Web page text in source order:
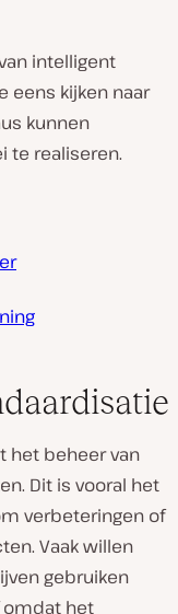
intelligent
eens kijken naar
kunnen
te realiseren.
het beheer van
Dit is vooral het
verbeteringen of
Vaak willen
gebruiken
omdat het